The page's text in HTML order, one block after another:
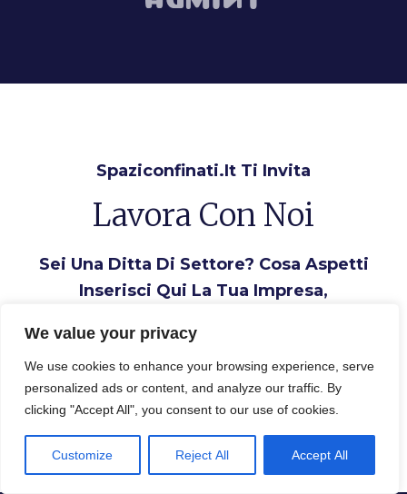
We value your privacy
We use cookies to enhance your browsing experience, serve
personalized ads or content, and analyze our traffic. By
clicking "Accept All", you consent to our use of cookies.
Customize Reject All Accept All
Spaziconfinati.it Ti Invita
Lavora Con Noi
Sei Una Ditta Di Settore? Cosa Aspetti
Inserisci Qui La Tua Impresa,
Sito Hai Più Visibilità
Inserisci la tua Ditta